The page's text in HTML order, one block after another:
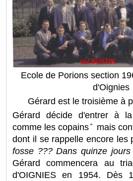
Ecole de Porions section
d'Oignies
Gérard est le troisième à
Gérard décide d'entrer à
comme les copains ̎ mais
dont il se rappelle encore les
fosse ??? Dans quinze
Gérard commencera au
d'OIGNIES en 1954. Dès